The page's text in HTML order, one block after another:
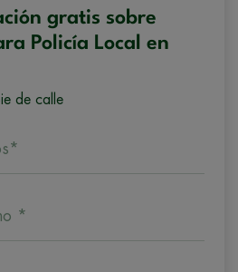
gratis sobre
Policía Local en
de calle
*